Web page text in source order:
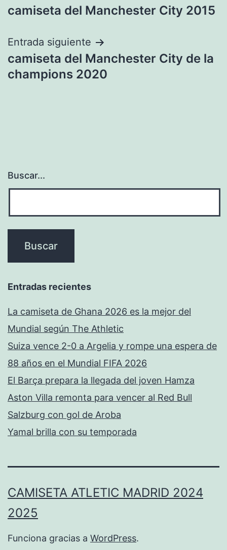
de
entradas
camiseta del Manchester City 2015
Entrada siguiente
camiseta del Manchester City de la
champions 2020
Buscar...
Entradas recientes
La camiseta de Ghana 2026 es la mejor del
Mundial según The Athletic
Suiza vence 2-0 a Argelia y rompe una espera de
88 años en el Mundial FIFA 2026
El Barça prepara la llegada del joven Hamza
Aston Villa remonta para vencer al Red Bull
Salzburg con gol de Aroba
Yamal brilla con su temporada
CAMISETA ATLETIC MADRID 2024
2025
Funciona gracias a WordPress.